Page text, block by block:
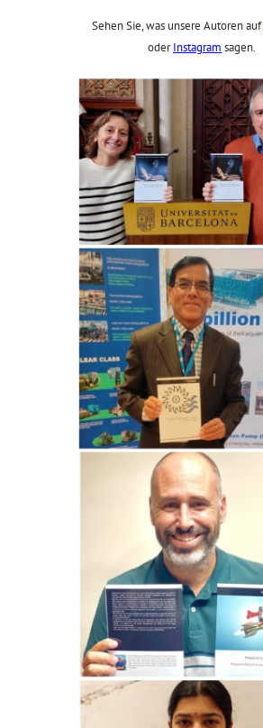
Sehen Sie, was unsere Autoren auf
oderInstagram sagen.